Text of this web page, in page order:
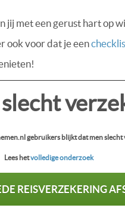
jij met een gerust hart op
ook voor dat je een
gebruikers blijkt dat men slecht
Lees hetvolledige onderzoek
REISVERZEKERING